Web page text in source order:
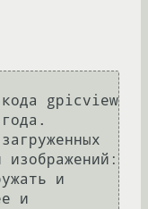
изображений:
и